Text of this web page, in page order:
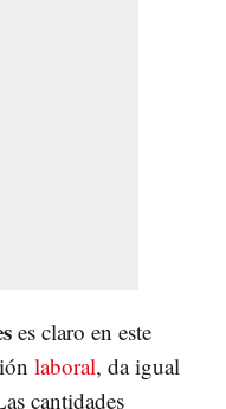
es claro en este
laboral, da igual
cantidades